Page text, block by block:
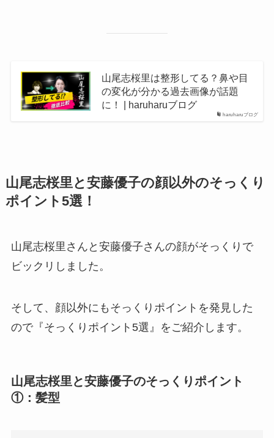
haruharuブログ
山尾志桜里は整形してる？鼻や目
の変化が分かる過去画像が話題
に！ | haruharuブログ
山尾志桜里と安藤優子の顔以外のそっくり
ポイント5選！
山尾志桜里さんと安藤優子さんの顔がそっくりで
ビックリしました。
そして、顔以外にもそっくりポイントを発見した
ので『そっくりポイント5選』をご紹介します。
山尾志桜里と安藤優子のそっくりポイント
①：髪型